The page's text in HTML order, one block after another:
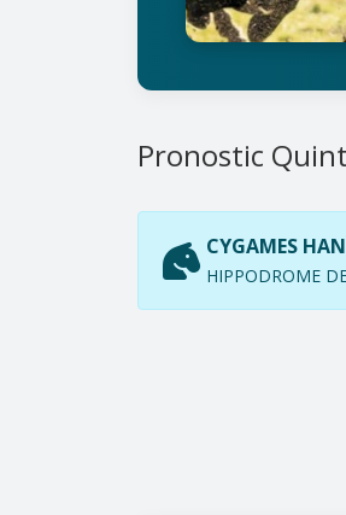
Pronostic
CYGAMES
HIPPODROME